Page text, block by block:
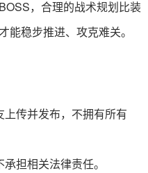
，合理的战术规划比装
能稳步推进、攻克难关。
传并发布，不拥有所有
担相关法律责任。